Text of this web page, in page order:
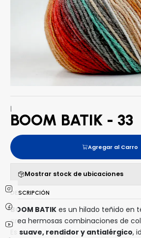
BOOM BATIK - 33
Agregar al Carro
Mostrar stock de ubicaciones
DESCRIPCIÓN
BOOM BATIK es un hilado teñido en
crea hermosas combinaciones de
suave, rendidor y antialérgico,